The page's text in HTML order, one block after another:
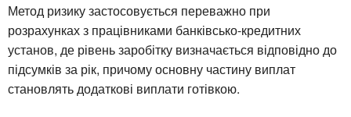
Метод ризику застосовується переважно при
розрахунках з працівниками банківсько-кредитних
установ, де рівень заробітку визначається відповідно до
підсумків за рік, причому основну частину виплат
становлять додаткові виплати готівкою.